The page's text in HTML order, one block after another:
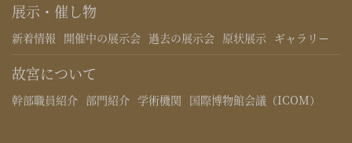
展示・催し物
新着情報 開催中の展示会 過去の展示会 原状展示 ギャラリー
故宮について
幹部職員紹介 部門紹介 学術機関 国際博物館会議（ICOM）